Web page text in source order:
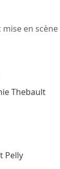
mise en scène
Thebault
Pelly